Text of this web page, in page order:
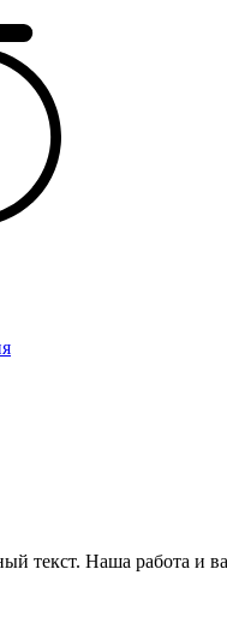
текст. Наша работа и